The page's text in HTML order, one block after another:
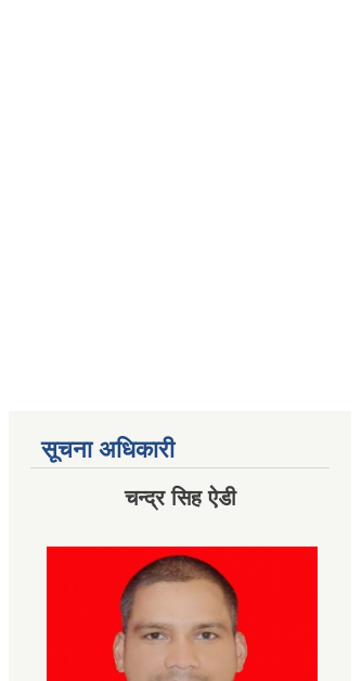
सूचना अधिकारी
चन्द्र सिह ऐडी